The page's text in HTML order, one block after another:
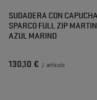
SUDADERA CON
SPARCO FULL ZIP
AZUL MARINO
130,10 € / artículo